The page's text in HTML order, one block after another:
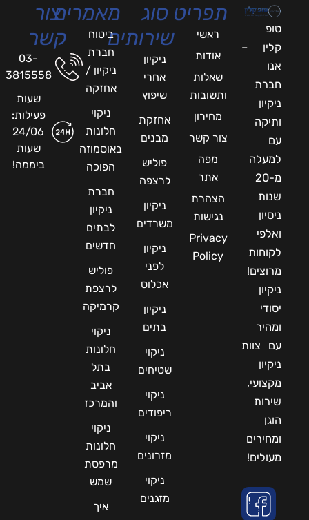
טופ
קלין –
אנו
חברת
ניקיון
ותיקה
עם
למעלה
מ-20
שנות
ניסיון
ואלפי
לקוחות
מרוצים!
ניקיון
יסודי
ומהיר
עם צוות
ניקיון
מקצועי,
שירות
הוגן
ומחירים
מעולים!
תפריט
ראשי
אודות
שאלות
ותשובות
מחירון
צור קשר
מפה
אתר
הצהרת
נגישות
Privacy
Policy
סוג
שירותים
ניקיון
אחרי
שיפוץ
אחזקת
מבנים
פוליש
לרצפה
ניקיון
משרדים
ניקיון
לפני
אכלוס
ניקיון
בתים
ניקוי
שטיחים
ניקוי
ריפודים
ניקוי
מזרונים
ניקוי
מזגנים
מאמרים
ביטוח
חברת
ניקיון /
אחזקה
ניקוי
חלונות
באוסמוזה
הפוכה
חברת
ניקיון
לבתים
חדשים
פוליש
לרצפת
קרמיקה
ניקוי
חלונות
בתל
אביב
והמרכז
ניקוי
חלונות
מרפסת
שמש
איך
צור
קשר
03-
3815558
שעות
פעילות:
24/06
שעות
ביממה!